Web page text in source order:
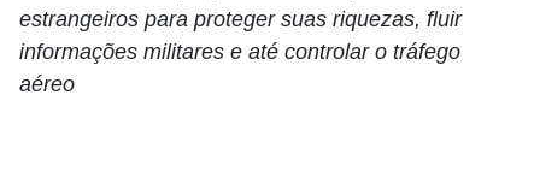
estrangeiros para proteger suas riquezas, fluir
informações militares e até controlar o tráfego
aéreo